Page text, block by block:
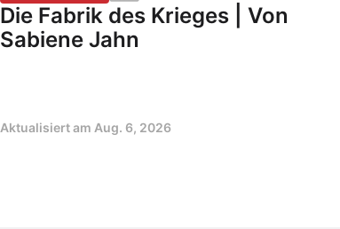
Die Fabrik des Krieges | Von
Sabiene Jahn
Aktualisiert am Aug. 6, 2026